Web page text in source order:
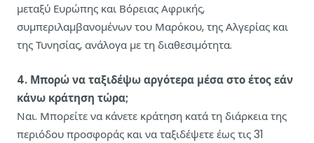
μεταξύ Ευρώπης και Βόρειας Αφρικής,
συμπεριλαμβανομένων του Μαρόκου, της Αλγερίας και
της Τυνησίας, ανάλογα με τη διαθεσιμότητα.
4. Μπορώ να ταξιδέψω αργότερα μέσα στο έτος εάν
κάνω κράτηση τώρα;
Ναι. Μπορείτε να κάνετε κράτηση κατά τη διάρκεια της
περιόδου προσφοράς και να ταξιδέψετε έως τις 31